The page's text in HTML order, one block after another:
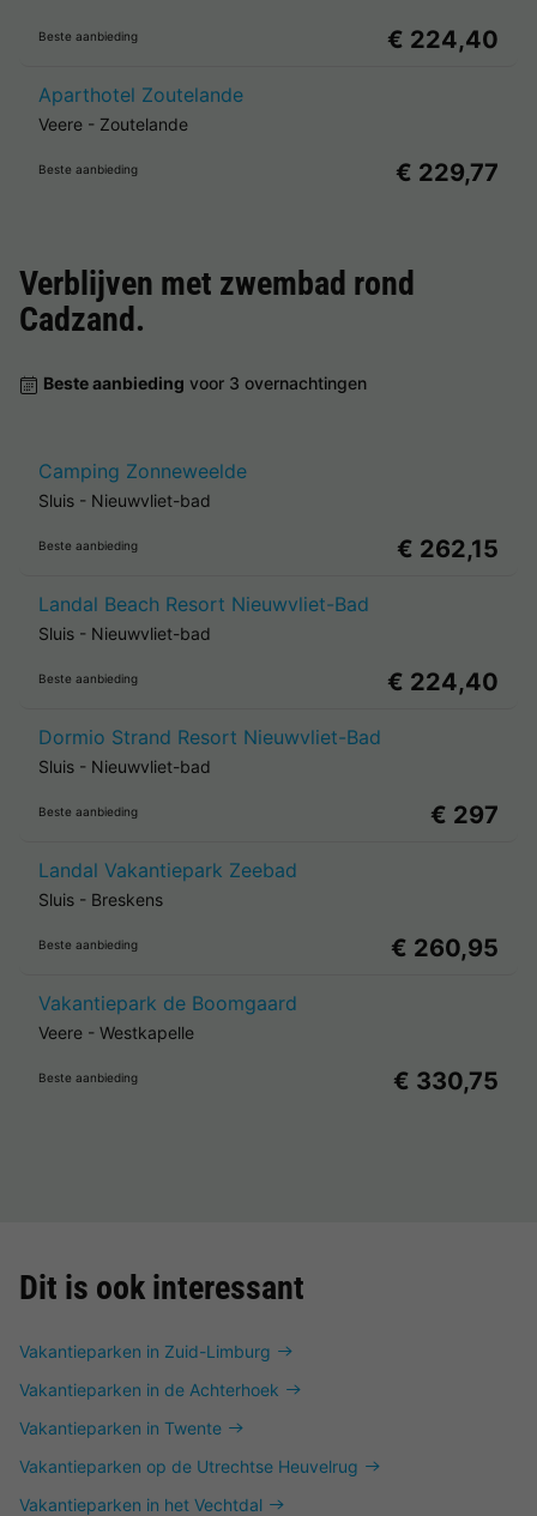
Beste aanbieding € 224,40
Aparthotel Zoutelande
Veere - Zoutelande
Beste aanbieding € 229,77
Verblijven met zwembad rond
Cadzand.
Beste aanbieding voor 3 overnachtingen
Camping Zonneweelde
Sluis - Nieuwvliet-bad
Beste aanbieding € 262,15
Landal Beach Resort Nieuwvliet-Bad
Sluis - Nieuwvliet-bad
Beste aanbieding € 224,40
Dormio Strand Resort Nieuwvliet-Bad
Sluis - Nieuwvliet-bad
Beste aanbieding € 297
Landal Vakantiepark Zeebad
Sluis - Breskens
Beste aanbieding € 260,95
Vakantiepark de Boomgaard
Veere - Westkapelle
Beste aanbieding € 330,75
Dit is ook interessant
Vakantieparken in Zuid-Limburg
Vakantieparken in de Achterhoek
Vakantieparken in Twente
Vakantieparken op de Utrechtse Heuvelrug
Vakantieparken in het Vechtdal